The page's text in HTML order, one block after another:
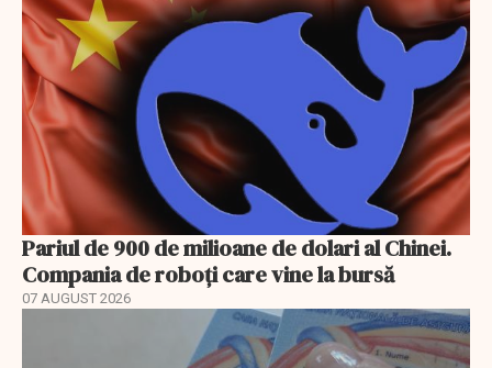
Pariul de 900 de milioane de dolari al Chinei.
Compania de roboți care vine la bursă
07 AUGUST 2026